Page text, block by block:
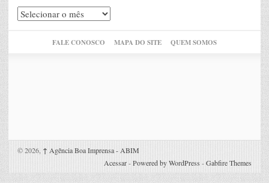
Arquivo
do
FALE CONOSCO MAPA DO SITE QUEM SOMOS
© 2026, ↑ Agência Boa Imprensa - ABIM
Acessar-Powered by WordPress -Gabfire Themes